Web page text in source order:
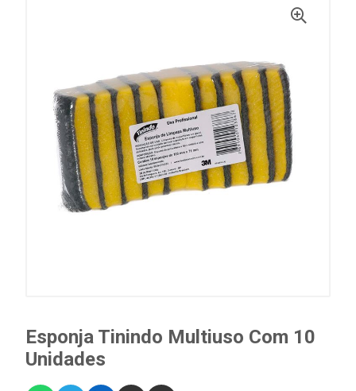
Esponja Tinindo Multiuso Com 10
Unidades